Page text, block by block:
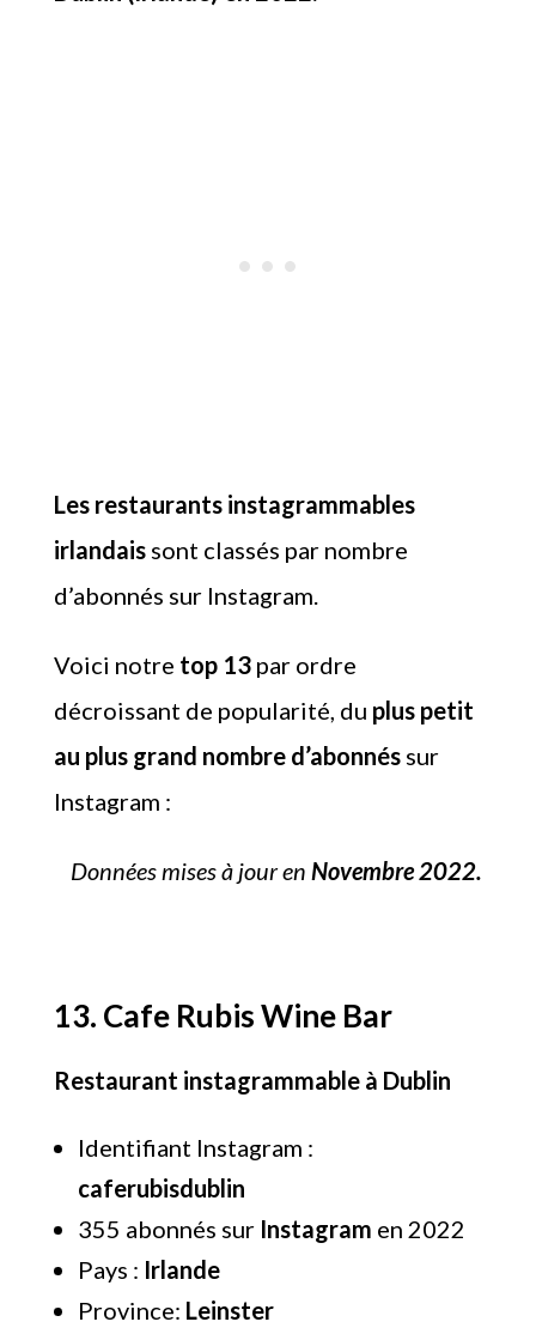
Les restaurants instagrammables
irlandais sont classés par nombre
d’abonnés sur Instagram.
Voici notre top 13 par ordre
décroissant de popularité, du plus petit
au plus grand nombre d’abonnéssur
Instagram :
Données mises à jour enNovembre 2022.
13. Cafe Rubis Wine Bar
Restaurant instagrammable à Dublin
Identifiant Instagram :
caferubisdublin
355 abonnés sur Instagram en 2022
Pays : Irlande
Province: Leinster